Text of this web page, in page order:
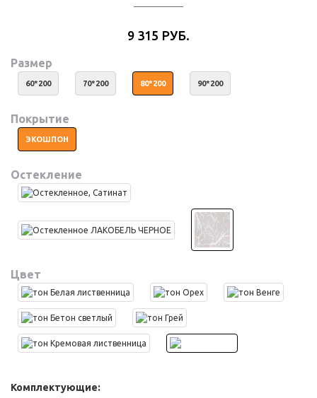
9 315 РУБ.
Размер
60*200 70*200 80*200 90*200
Покрытие
ЭКОШПОН
Остекление
Цвет
Комплектующие: